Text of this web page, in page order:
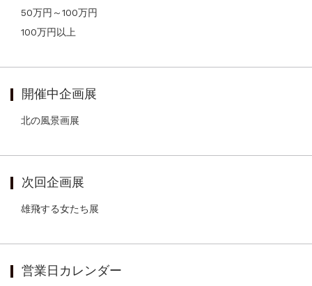
50万円～100万円
100万円以上
開催中企画展
北の風景画展
次回企画展
雄飛する女たち展
営業日カレンダー